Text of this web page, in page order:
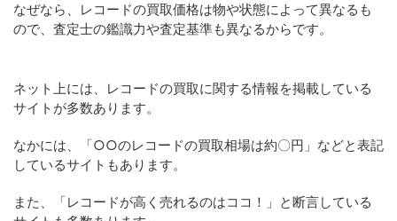
なぜなら、レコードの買取価格は物や状態によって異なるも
ので、査定士の鑑識力や査定基準も異なるからです。
ネット上には、レコードの買取に関する情報を掲載している
サイトが多数あります。
なかには、「○○のレコードの買取相場は約〇円」などと表記
しているサイトもあります。
また、「レコードが高く売れるのはココ！」と断言している